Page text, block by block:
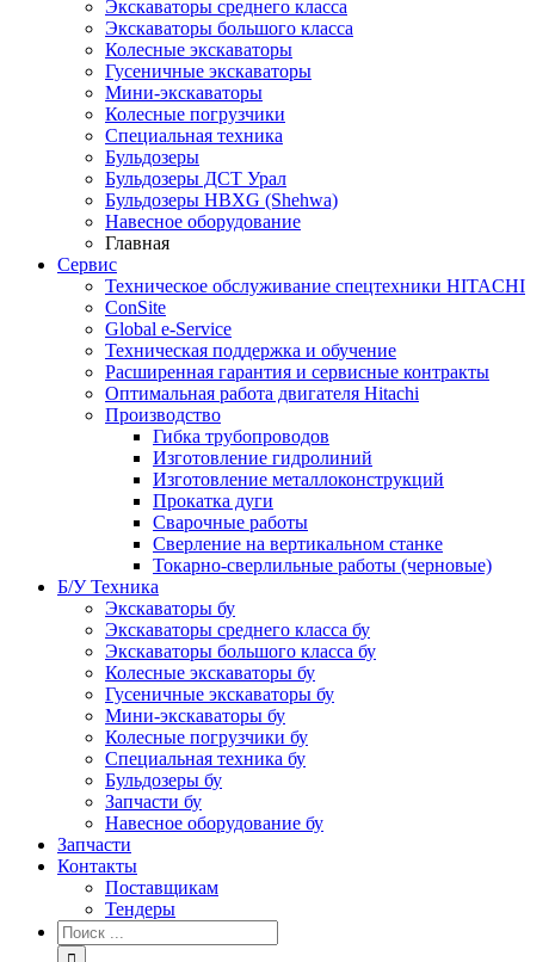
Экскаваторы среднего класса
Экскаваторы большого класса
Колесные экскаваторы
Гусеничные экскаваторы
Мини-экскаваторы
Колесные погрузчики
Специальная техника
Бульдозеры
Бульдозеры ДСТ Урал
Бульдозеры HBXG (Shehwa)
Навесное оборудование
Главная
Сервис
Техническое обслуживание спецтехники HITACHI
ConSite
Global e-Service
Техническая поддержка и обучение
Расширенная гарантия и сервисные контракты
Оптимальная работа двигателя Hitachi
Производство
Гибка трубопроводов
Изготовление гидролиний
Изготовление металлоконструкций
Прокатка дуги
Сварочные работы
Сверление на вертикальном станке
Токарно-сверлильные работы (черновые)
Б/У Техника
Экскаваторы бу
Экскаваторы среднего класса бу
Экскаваторы большого класса бу
Колесные экскаваторы бу
Гусеничные экскаваторы бу
Мини-экскаваторы бу
Колесные погрузчики бу
Специальная техника бу
Бульдозеры бу
Запчасти бу
Навесное оборудование бу
Запчасти
Контакты
Поставщикам
Тендеры
Результат
поиска: